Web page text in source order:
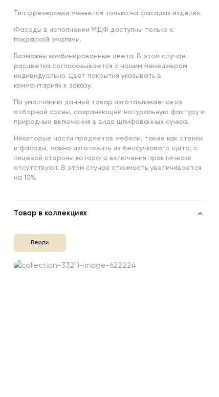
Тип фрезеровки меняется только на фасадах изделия.
Фасады в исполнении МДФ доступны только с
покраской эмалями.
Возможны комбинированные цвета. В этом случае
расцветка согласовывается с нашим менеджером
индивидуально. Цвет покрытия указывать в
комментариях к заказу.
По умолчанию данный товар изготавливается из
отборной сосны, сохраняющей натуральную фактуру и
природные включения в виде шлифованных сучков.
Некоторые части предметов мебели, такие как стенки
и фасады, можно изготовить из бессучкового щита, с
лицевой стороны которого включения практически
отсутствуют. В этом случае стоимость увеличивается
на 10%
Товар в коллекциях
Верди